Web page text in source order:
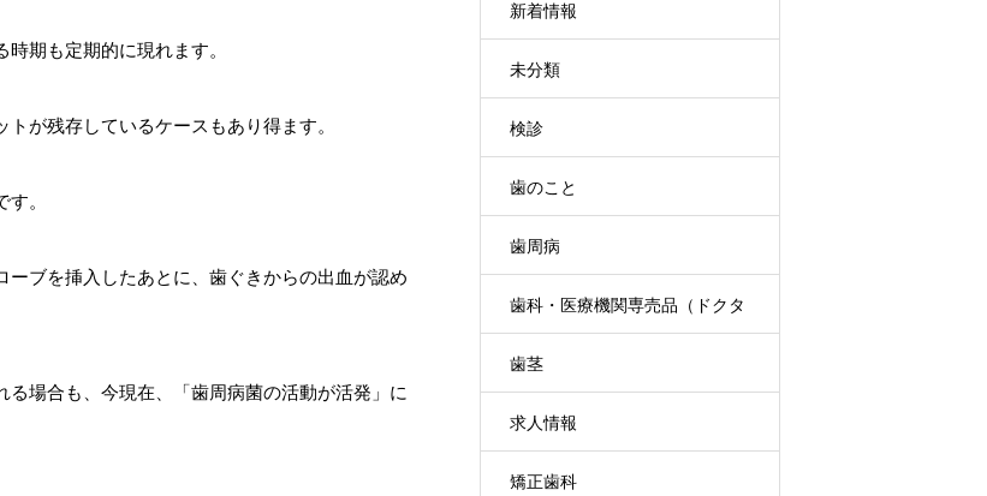
期も定期的に現れます。
が残存しているケースもあり得ます。
。
ブを挿入したあとに、歯ぐきからの出血が認め
場合も、今現在、「歯周病菌の活動が活発」に
新着情報
未分類
検診
歯のこと
歯周病
歯科・医療機関専売品（ドクタ
ーズコスメ）
歯茎
求人情報
矯正歯科